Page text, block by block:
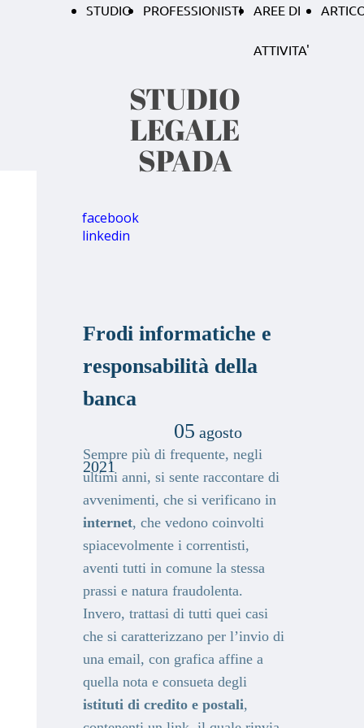
STUDIO PROFESSIONISTI AREE DI
ATTIVITA'
STUDIO
LEGALE
SPADA
facebook
linkedin
Frodi informatiche e
responsabilità della
banca
05 agosto
2021
Sempre più di frequente, negli
ultimi anni, si sente raccontare di
avvenimenti, che si verificano in
internet, che vedono coinvolti
spiacevolmente i correntisti,
aventi tutti in comune la stessa
prassi e natura fraudolenta.
Invero, trattasi di tutti quei casi
che si caratterizzano per l’invio di
una email, con grafica affine a
quella nota e consueta degli
istituti di credito e postali,